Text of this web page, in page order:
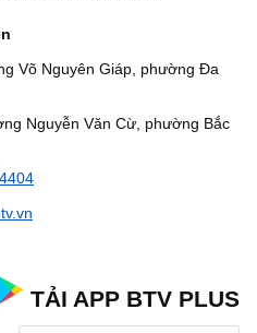
Võ Nguyên Giáp, phường Đa
Văn Cừ, phường Bắc
TẢI APP BTV PLUS